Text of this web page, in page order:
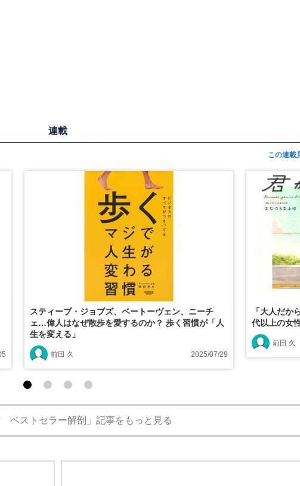
連載
この連載
スティーブ・ジョブズ、ベートーヴェン、ニーチ
ェ…偉人はなぜ散歩を愛するのか？ 歩く習慣が「人
生を変える」
前田 久 2025/07/29
「大人だか
代以上の女
前田 久
ベストセラー解剖」記事をもっと見る